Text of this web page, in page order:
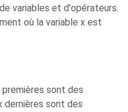
variables et d'opérateurs.
où la variable x est
sont des
dernières sont des